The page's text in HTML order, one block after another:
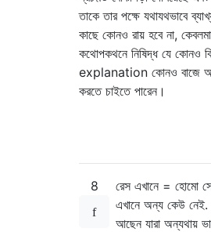
তাকে তার পক্ষে যথাযথভাবে
কাছে কোনও রায় হবে না,
কথোপকথনে নিষিদ্ধ যে কোনও
explanation কোনও বাজে
করতে চাইতে পারেন।
8
রেস এখানে = হোমো
এখানে অন্য কেউ
আছেন যারা অন্যথায়